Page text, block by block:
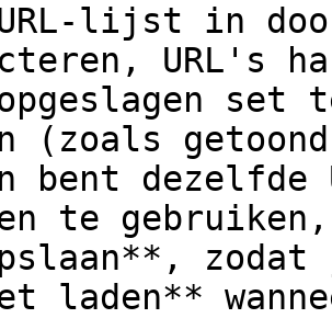
lijst in
URL's
set
(zoals
bent dezelfde
te
zodat
laden**